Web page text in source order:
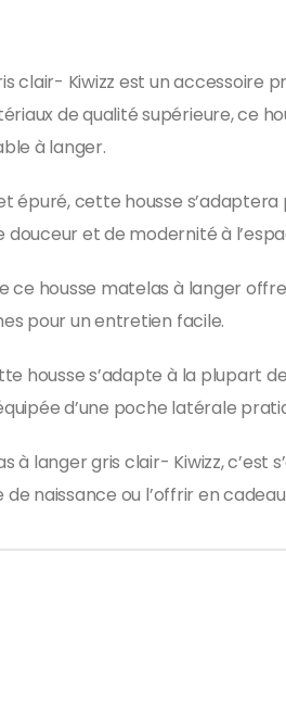
clair- Kiwizz est un
de qualité supérieure, ce
à langer.
épuré, cette housse
et de modernité à
ce housse matelas à langer
pour un entretien facile.
housse s’adapte à la plupart
d’une poche latérale
à langer gris clair- Kiwizz,
naissance ou l’offrir en